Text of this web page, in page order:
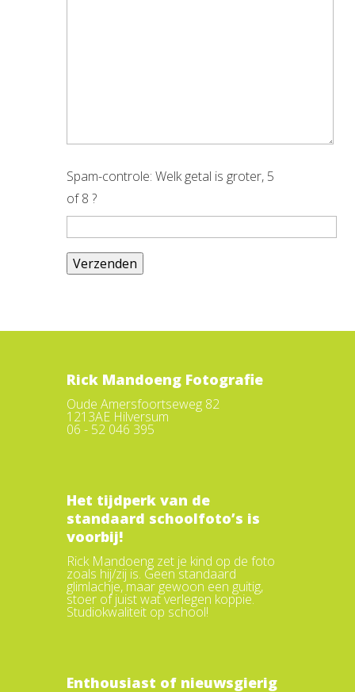
Spam-controle: Welk getal is groter, 5
of 8 ?
Rick Mandoeng Fotografie
Oude Amersfoortseweg 82
1213AE Hilversum
06 - 52 046 395
Het tijdperk van de
standaard schoolfoto’s is
voorbij!
Rick Mandoeng zet je kind op de foto
zoals hij/zij is. Geen standaard
glimlachje, maar gewoon een guitig,
stoer of juist wat verlegen koppie.
Studiokwaliteit op school!
Enthousiast of nieuwsgierig